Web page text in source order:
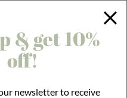
CHECKOUT!
& get 10%
off!
newsletter to receive